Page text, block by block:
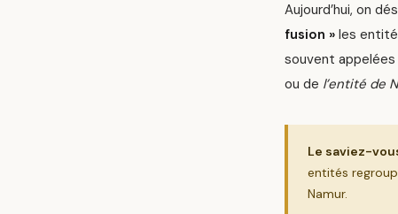
Aujourd’hui, on
fusion » les
souvent
ou de l’entité de
Le saviez-
entités
Namur.